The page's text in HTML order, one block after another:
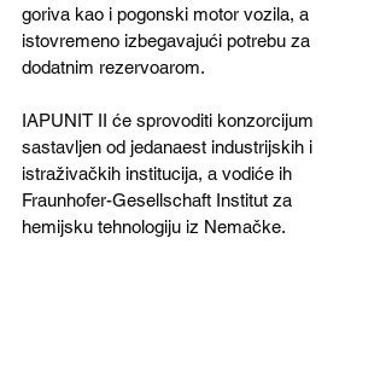
goriva kao i pogonski motor vozila, a
istovremeno izbegavajući potrebu za
dodatnim rezervoarom.
IAPUNIT II će sprovoditi konzorcijum
sastavljen od jedanaest industrijskih i
istraživačkih institucija, a vodiće ih
Fraunhofer-Gesellschaft Institut za
hemijsku tehnologiju iz Nemačke.